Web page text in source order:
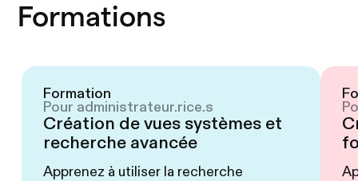
Formations
Formation
Pour administrateur.rice.s
Création de vues systèmes et
recherche avancée
Apprenez à utiliser la recherche